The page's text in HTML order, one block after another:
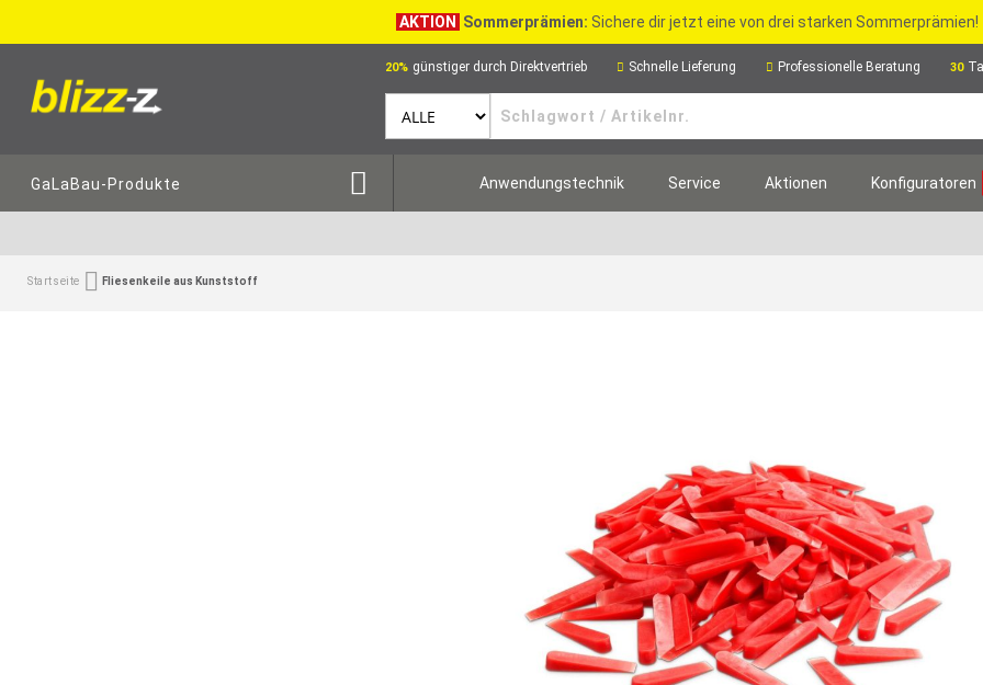
AKTION Sommerprämien: Sichere dir jetzt eine von drei starken Sommerprämien!
20% günstiger durch Direktvertrieb Schnelle Lieferung Professionelle Beratung 30
GaLaBau-Produkte Anwendungstechnik Service Aktionen Konfiguratoren
Startseite Fliesenkeile aus Kunststoff